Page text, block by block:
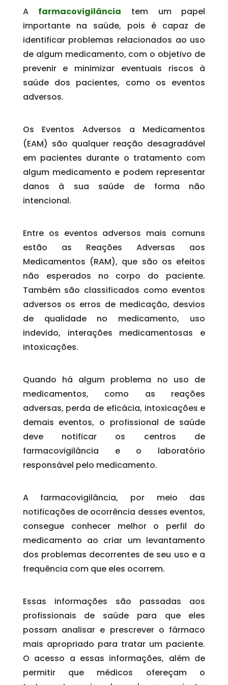
A farmacovigilância tem um papel
importante na saúde, pois é capaz de
identificar problemas relacionados ao uso
de algum medicamento, com o objetivo de
prevenir e minimizar eventuais riscos à
saúde dos pacientes, como os eventos
adversos.
Os Eventos Adversos a Medicamentos
(EAM) são qualquer reação desagradável
em pacientes durante o tratamento com
algum medicamento e podem representar
danos à sua saúde de forma não
intencional.
Entre os eventos adversos mais comuns
estão as Reações Adversas aos
Medicamentos (RAM), que são os efeitos
não esperados no corpo do paciente.
Também são classificados como eventos
adversos os erros de medicação, desvios
de qualidade no medicamento, uso
indevido, interações medicamentosas e
intoxicações.
Quando há algum problema no uso de
medicamentos, como as reações
adversas, perda de eficácia, intoxicações e
demais eventos, o profissional de saúde
deve notificar os centros de
farmacovigilância e o laboratório
responsável pelo medicamento.
A farmacovigilância, por meio das
notificações de ocorrência desses eventos,
consegue conhecer melhor o perfil do
medicamento ao criar um levantamento
dos problemas decorrentes de seu uso e a
frequência com que eles ocorrem.
Essas informações são passadas aos
profissionais de saúde para que eles
possam analisar e prescrever o fármaco
mais apropriado para tratar um paciente.
O acesso a essas informações, além de
permitir que médicos ofereçam o